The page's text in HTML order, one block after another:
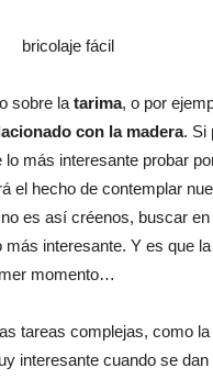
sobre la tarima, o por
con la madera. Si
más interesante probar
el hecho de contemplar
es así créenos, buscar
más interesante. Y es que la
momento…
tareas complejas, como la
interesante cuando se